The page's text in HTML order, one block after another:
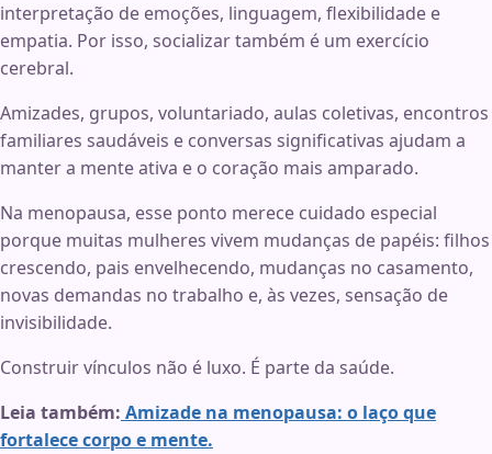
interpretação de emoções, linguagem, flexibilidade e
empatia. Por isso, socializar também é um exercício
cerebral.
Amizades, grupos, voluntariado, aulas coletivas, encontros
familiares saudáveis e conversas significativas ajudam a
manter a mente ativa e o coração mais amparado.
Na menopausa, esse ponto merece cuidado especial
porque muitas mulheres vivem mudanças de papéis: filhos
crescendo, pais envelhecendo, mudanças no casamento,
novas demandas no trabalho e, às vezes, sensação de
invisibilidade.
Construir vínculos não é luxo. É parte da saúde.
Leia também: Amizade na menopausa: o laço que
fortalece corpo e mente.